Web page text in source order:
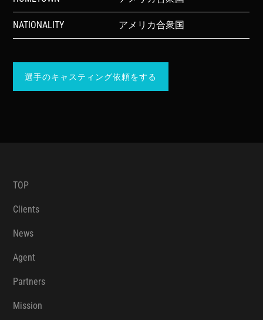
NATIONALITY アメリカ合衆国
選手のキャスティング依頼をする
TOP
Clients
News
Agent
Partners
Mission